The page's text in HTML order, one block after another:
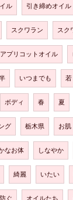
ル 引き締めオイル
スクワラン スク
アプリコットオイル
いつまでも 若
ボディ 春 夏
グ 栃木県 お肌
なお体 しなやか
綺麗 いたい
ぐ オイルたち